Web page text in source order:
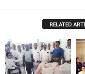
RELATED